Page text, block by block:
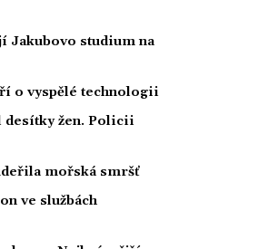
Jakubovo studium na
o vyspělé technologii
desítky žen. Policii
mořská smršť
ve službách